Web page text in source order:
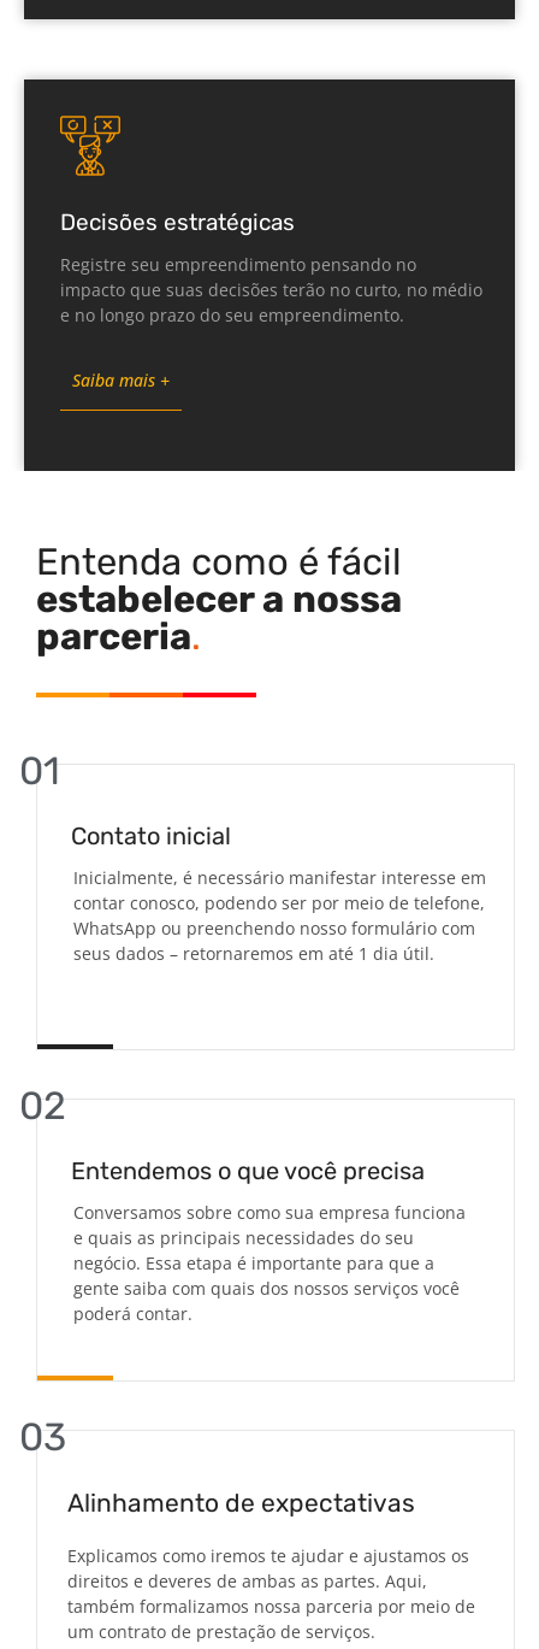
Decisões estratégicas
Registre seu empreendimento pensando no
impacto que suas decisões terão no curto, no médio
e no longo prazo do seu empreendimento.
Saiba mais +
Entenda como é fácil
estabelecer a nossa
parceria.
01
Contato inicial
Inicialmente, é necessário manifestar interesse em
contar conosco, podendo ser por meio de telefone,
WhatsApp ou preenchendo nosso formulário com
seus dados – retornaremos em até 1 dia útil.
02
Entendemos o que você precisa
Conversamos sobre como sua empresa funciona
e quais as principais necessidades do seu
negócio. Essa etapa é importante para que a
gente saiba com quais dos nossos serviços você
poderá contar.
03
Alinhamento de expectativas
Explicamos como iremos te ajudar e ajustamos os
direitos e deveres de ambas as partes. Aqui,
também formalizamos nossa parceria por meio de
um contrato de prestação de serviços.